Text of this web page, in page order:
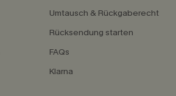
Umtausch & Rückgaberecht
Rücksendung starten
FAQs
Klarna